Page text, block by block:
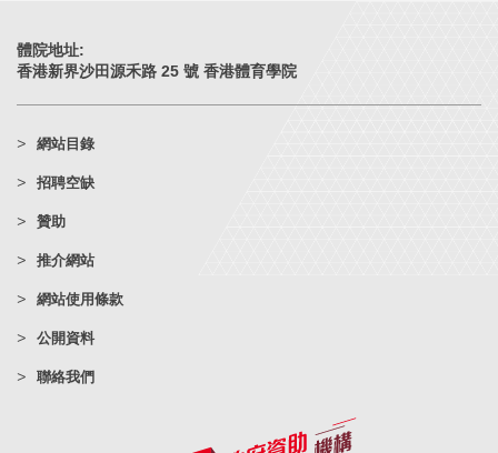
體院地址:
香港新界沙田源禾路 25 號 香港體育學院
網站目錄
招聘空缺
贊助
推介網站
網站使用條款
公開資料
聯絡我們